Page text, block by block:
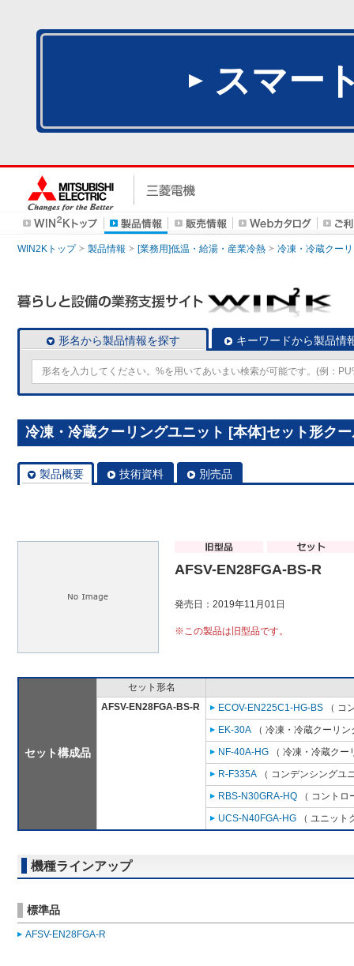
スマー
WIN2Kトップ 製品情報 [業務用]低温・給湯・産業冷熱 冷凍・冷蔵クー
形名から製品情報を探す キーワードから製品情
冷凍・冷蔵クーリングユニット [本体]セット形ク
製品概要 技術資料 別売品
AFSV-EN28FGA-BS-R
発売日：2019年11月01日
※この製品は旧型品です。
セット構成品
セット形名
AFSV-EN28FGA-BS-R
ECOV-EN225C1-HG-BS （ コ
EK-30A （ 冷凍・冷蔵クーリ
NF-40A-HG （ 冷凍・冷蔵ク
R-F335A （ コンデンシングユ
RBS-N30GRA-HQ （ コント
UCS-N40FGA-HG （ ユニット
機種ラインアップ
標準品
AFSV-EN28FGA-R